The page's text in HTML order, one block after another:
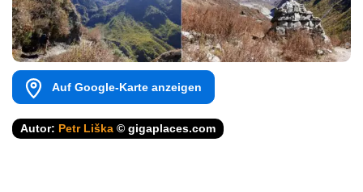
Auf Google-Karte anzeigen
Autor: Petr Liška © gigaplaces.com